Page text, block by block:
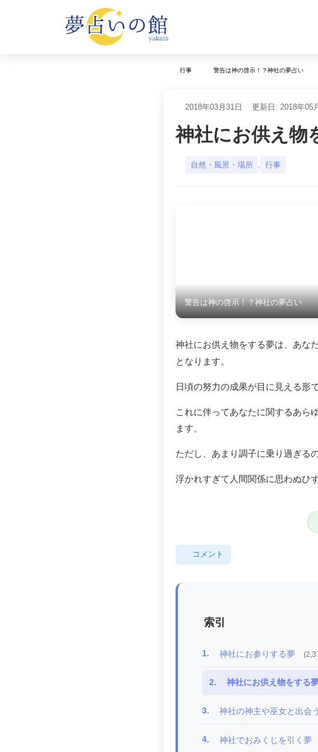
行事 警告は神の啓示！？神社の夢占い
2018年03月31日 更新日: 2018年05
神社にお供え物
自然・風景・場所 , 行事
警告は神の啓示！？神社の夢占い
神社にお供え物をする夢は、あな
となります。
日頃の努力の成果が目に見える形
これに伴ってあなたに関するあら
ます。
ただし、あまり調子に乗り過ぎる
浮かれすぎて人間関係に思わぬひ
コメント
索引
1. 神社にお参りする夢
2. 神社にお供え物をする
3. 神社の神主や巫女と出会
4. 神社でおみくじを引く夢